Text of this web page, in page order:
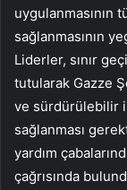
uygulanmasının
sağlanmasının
Liderler, sınır
tutularak Gazze
ve sürdürülebilir
sağlanması
yardım
çağrısında